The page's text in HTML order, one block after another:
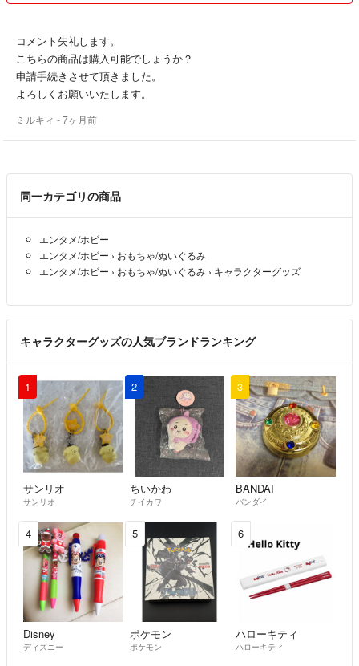
ございます🙇‍♀️ご理解下さい。
●お取引経験０の方、購入申請をされるだけで購入期限内に購入頂けな
いという非常識な方が続きましたので、お取引経験０の方の購入申請の
承認は申し訳ないのですが、お断り、キャンセルさせて頂きます。
ちらがお断りしているにも関わらず、しつこくメッセージを送られる方
がおり怖い思いも経験致しましたのでお取引経験０方のお取引はお断り
他国籍で日本語を余りご理解頂けない方の商品購入はお断り、キャンセ
ルさせて頂く場合がございます。
(商品到着後に、片言の日本語でトラブルになりましたので、ご理解頂
けますと幸いです。)
●悪い、普通評価が合わせて３個以上ある方の購入申請は、トラブル防
止、支払い期限に支払いされない、購入者様独自のルールをお持ちでト
尚、プロフィールにもこのように記載してても購入申請、商品説明にな
い要望をコメント頂きます。
悪い、普通評価が合わせ３個以上の方でコメント頂きましても対応出来
いてないと言う事でブロック致します。
最近、買う気もないのに、遊び半分で、購入申請される方が非常に多い
ですので、こちらは如何なる場合でも評価までさせて頂きます。
ご理解頂けますと幸いです。
●相場にて金額が値上がりする場合がございます。
いかなる場合でも購入後のキャンセル、返金は致しません
コメント失礼します。
こちらの商品は購入可能でしょうか？
申請手続きさせて頂きました。
よろしくお願いいたします。
ミルキィ - 7ヶ月前
同一カテゴリの商品
エンタメ/ホビー
エンタメ/ホビー › おもちゃ/ぬいぐるみ
エンタメ/ホビー › おもちゃ/ぬいぐるみ › キャラクターグッズ
キャラクターグッズの人気ブランドランキング
1
サンリオ
サンリオ
2
ちいかわ
チイカワ
3
BANDAI
バンダイ
4
Disney
ディズニー
5
ポケモン
ポケモン
6
ハローキティ
ハローキティ